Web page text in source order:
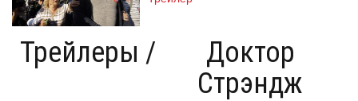
Трейлеры /
Доктор
Стрэндж
Одноклассницы: Новый поворот